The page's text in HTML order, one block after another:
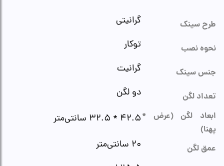
طرح سینک گرانیتی
نحوه نصب توکار
جنس سینک گرانیت
تعداد لگن دو لگن
ابعاد لگن (عرض *
پهنا)
۴۲.۵ * ۳۲.۵ سانتی‌متر
عمق لگن ۲۰ سانتی‌متر